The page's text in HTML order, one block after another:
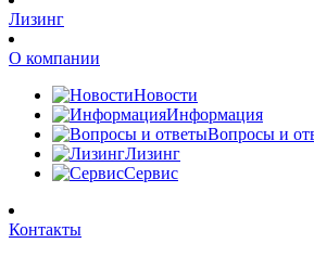
Лизинг
О компании
Новости
Информация
Вопросы и
Лизинг
Сервис
Контакты